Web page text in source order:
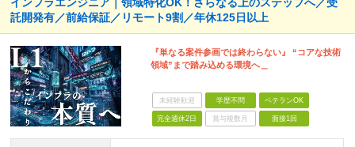
託開発有／前給保証／リモート9割／年休125日以上
『単なる案件参画では終わらない』 “コアな技術
領域”まで踏み込める環境へ＿
未経験歓迎 学歴不問 ベテランOK
完全週休2日 賞与複数月 面接1回